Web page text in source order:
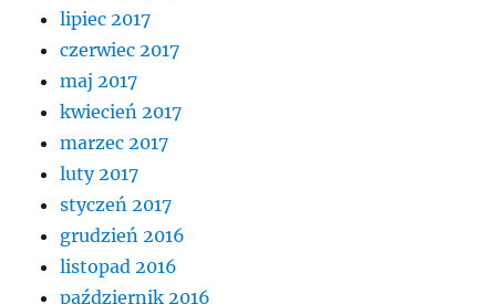
lipiec 2017
czerwiec 2017
maj 2017
kwiecień 2017
marzec 2017
luty 2017
styczeń 2017
grudzień 2016
listopad 2016
październik 2016